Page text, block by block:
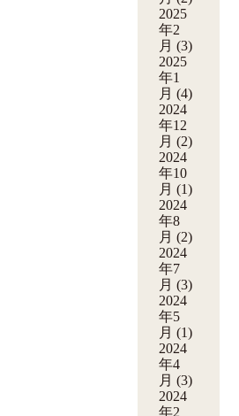
2025
年2
月 (3)
2025
年1
月 (4)
2024
年12
月 (2)
2024
年10
月 (1)
2024
年8
月 (2)
2024
年7
月 (3)
2024
年5
月 (1)
2024
年4
月 (3)
2024
年2